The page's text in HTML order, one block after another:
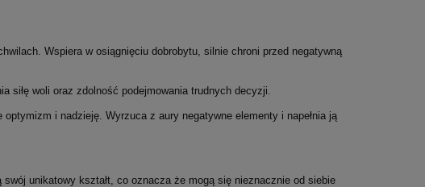
Wspiera w osiągnięciu dobrobytu, silnie chroni przed negatywną
siłę woli oraz zdolność podejmowania trudnych decyzji.
optymizm i nadzieję. Wyrzuca z aury negatywne elementy i napełnia ją
unikatowy kształt, co oznacza że mogą się nieznacznie od siebie